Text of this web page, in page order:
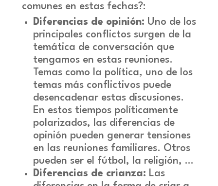
comunes en estas fechas?:
Diferencias de opinión: Uno de los
principales conflictos surgen de la
temática de conversación que
tengamos en estas reuniones.
Temas como la política, uno de los
temas más conflictivos puede
desencadenar estas discusiones.
En estos tiempos políticamente
polarizados, las diferencias de
opinión pueden generar tensiones
en las reuniones familiares. Otros
pueden ser el fútbol, la religión, …
Diferencias de crianza: Las